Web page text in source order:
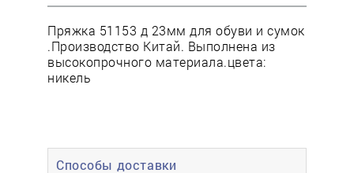
Способы доставки
Пряжка 51153 д 23мм для обуви и сумок
.Производство Китай. Выполнена из
высокопрочного материала.цвета:
никель